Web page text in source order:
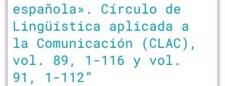
española». Círculo de
Lingüística aplicada a
la Comunicación (CLAC),
vol. 89, 1-116 y vol.
91, 1-112”